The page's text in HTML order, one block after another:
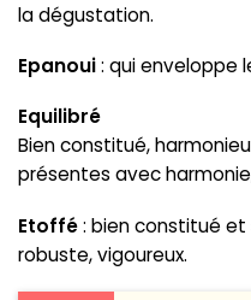
la dégustation.
Epanoui: qui enveloppe
Equilibré
Bien constitué,
présentes avec
Etoffé: bien constitué et
robuste, vigoureux.